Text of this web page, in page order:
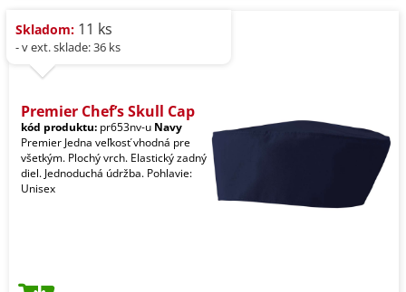
Skladom: 11 ks
- v ext. sklade: 36 ks
Premier Chef’s Skull Cap
kód produktu: pr653nv-u Navy
Premier Jedna veľkosť vhodná pre
všetkým. Plochý vrch. Elastický zadný
diel. Jednoduchá údržba. Pohlavie:
Unisex